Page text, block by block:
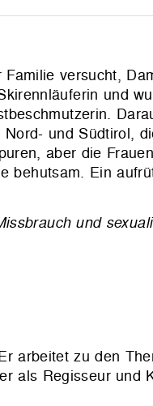
versucht,
und
und Südtirol,
aber die
behutsam. Ein
und
arbeitet zu den
als Regisseur und